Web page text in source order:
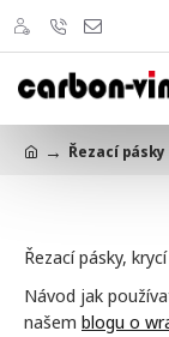
Řezací pásky
Řezací pásky,
Návod jak
našem blogu o